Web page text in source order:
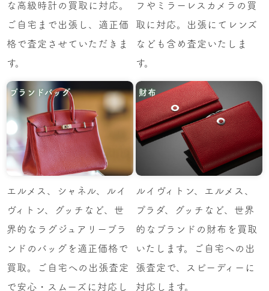
な高級時計の買取に対応。
ご自宅まで出張し、適正価
格で査定させていただきま
す。
フやミラーレスカメラの買
取に対応。出張にてレンズ
なども含め査定いたしま
す。
ブランドバッグ
エルメス、シャネル、ルイ
ヴィトン、グッチなど、世
界的なラグジュアリーブラ
ンドのバッグを適正価格で
買取。ご自宅への出張査定
で安心・スムーズに対応し
財布
ルイヴィトン、エルメス、
プラダ、グッチなど、世界
的なブランドの財布を買取
いたします。ご自宅への出
張査定で、スピーディーに
対応します。